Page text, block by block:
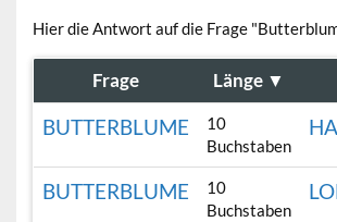
Hier die Antwort auf die Frage
Frage Länge ▼
BUTTERBLUME
10
Buchstaben
BUTTERBLUME
10
Buchstaben